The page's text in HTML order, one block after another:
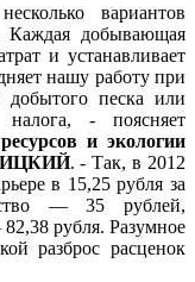
вариантов
Каждая добывающая
и устанавливает
нашу работу при
добытого песка или
- поясняет
и экологии
. - Так, в 2012
в 15,25 рубля за
— 35 рублей,
рубля. Разумное
разброс расценок